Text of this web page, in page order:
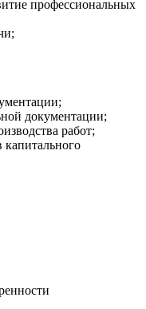
профессиональных
документации;
работ;